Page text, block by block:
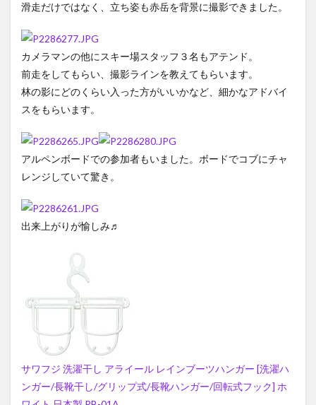
滑走だけではなく、立ち姿も赤岳を背景に撮影できました。
カメラマンの他にスキー場スタッフ３名もアテンド。
前走をしてもらい、撮影ラインを教えてもらいます。
林の影にどのくらい入った方がいいかなど、細かなアドバイ
スをもらいます。
アルペンボードでの参加者もいました。ボードでコブにチャ
レンジしていて驚き。
出来上がりが愉しみ♬
サワフジ 洗濯干し アライール レインブーツハンガー [洗濯ハ
ンガー/長靴干し/グリップ式/長靴ハンガー/回転式フック] ホ